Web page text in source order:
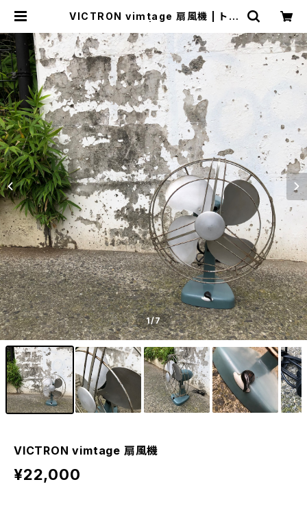
VICTRON vimtage 扇風機 | トリ
サイクルショップ・古着
1/7
VICTRON vimtage 扇風機
¥22,000